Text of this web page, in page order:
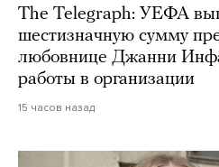
The Telegraph: УЕФА
шестизначную сумму
любовнице Джанни
работы в организации
15 часов назад